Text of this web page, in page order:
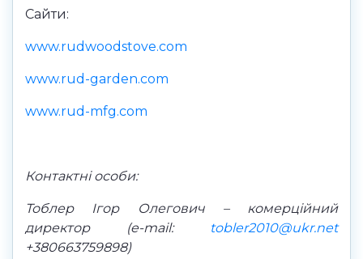
Сайти:
www.rudwoodstove.com
www.rud-garden.com
www.rud-mfg.com
Контактні особи:
Тоблер Ігор Олегович – комерційний
директор (e-mail: tobler2010@ukr.net
+380663759898)